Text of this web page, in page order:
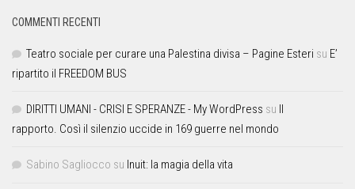
COMMENTI RECENTI
Teatro sociale per curare una Palestina divisa – Pagine Esteri su E’
ripartito il FREEDOM BUS
DIRITTI UMANI - CRISI E SPERANZE - My WordPress su Il
rapporto. Così il silenzio uccide in 169 guerre nel mondo
Sabino Sagliocco su Inuit: la magia della vita